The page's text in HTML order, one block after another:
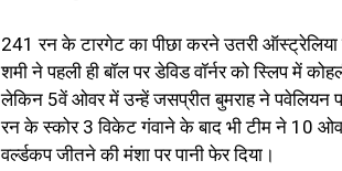
241 रन के टारगेट का पीछा करने उतरी
शमी ने पहली ही बॉल पर डेविड वॉर्नर को स्लिप में
लेकिन 5वें ओवर में उन्हें जसप्रीत बुमराह ने पवेलियन
रन के स्कोर 3 विकेट गंवाने के बाद भी टीम ने 10
वर्ल्डकप जीतने की मंशा पर पानी फेर दिया।